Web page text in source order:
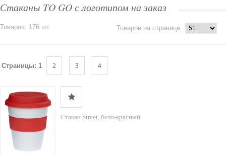
Стаканы TO GO с логотипом на заказ
Товаров: 176 шт Товаров на странице:
Страницы: 1 2 3 4
Стакан Street, бело-красный